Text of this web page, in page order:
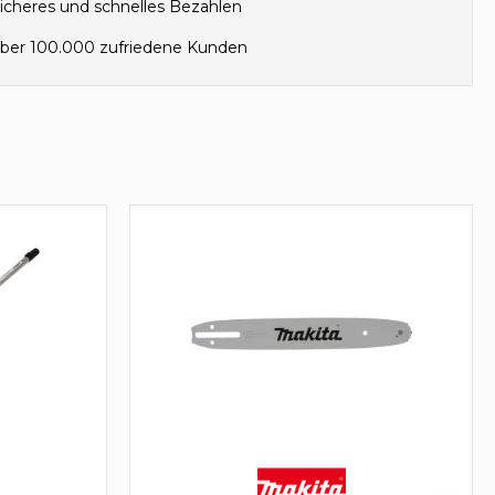
und schnelles Bezahlen
100.000 zufriedene Kunden